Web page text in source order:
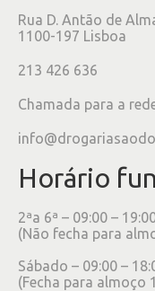
Rua D. Antão de
1100-197 Lisboa
213 426 636
Chamada para a
Horário
2ªa 6ª – 09:00 –
(Não fecha para
Sábado – 09:00 –
(Fecha para almoço